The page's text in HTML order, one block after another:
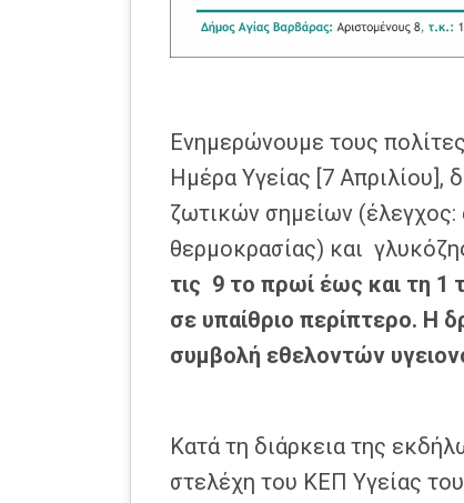
Ενημερώνουμε τους
Ημέρα Υγείας [7 Απριλίου],
ζωτικών σημείων (έλεγχος:
θερμοκρασίας) και
τις 9 το πρωί έως και τη 1
σε υπαίθριο περίπτερο. Η
συμβολή εθελοντών
Κατά τη διάρκεια της
στελέχη του ΚΕΠ Υγείας